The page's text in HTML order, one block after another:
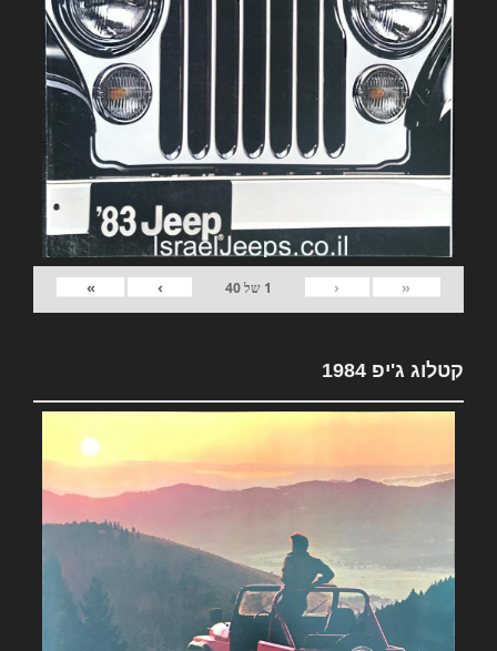
«
‹
1 של40
›
»
קטלוג ג'יפ 1984